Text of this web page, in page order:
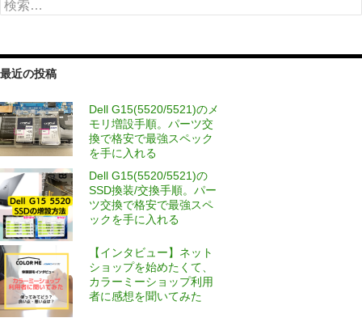
検
索:
最近の投稿
Dell G15(5520/5521)のメ
モリ増設手順。パーツ交
換で格安で最強スペック
を手に入れる
Dell G15(5520/5521)の
SSD換装/交換手順。パー
ツ交換で格安で最強スペ
ックを手に入れる
【インタビュー】ネット
ショップを始めたくて、
カラーミーショップ利用
者に感想を聞いてみた